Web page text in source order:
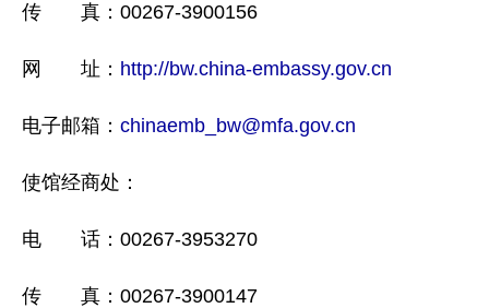
传 真：00267-3900156
网 址： http://bw.china-embassy.gov.cn
电子邮箱： chinaemb_bw@mfa.gov.cn
使馆经商处：
电 话：00267-3953270
传 真：00267-3900147